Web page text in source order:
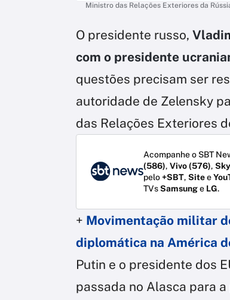
Ministro das Relações Exteriores da
O presidente russo,
com o presidente
questões precisam ser
autoridade de Zelensky
das Relações Exteriores
Acompanhe o SBT
(586), Vivo (576),
pelo+SBT, Sitee
TVsSamsunge LG.
+ Movimentação militar
diplomática na América
Putin e o presidente dos
passada no Alasca para